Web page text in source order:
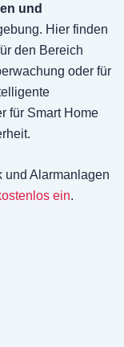
und
Hier finden
den Bereich
oder für
für Smart Home
und Alarmanlagen
ein.